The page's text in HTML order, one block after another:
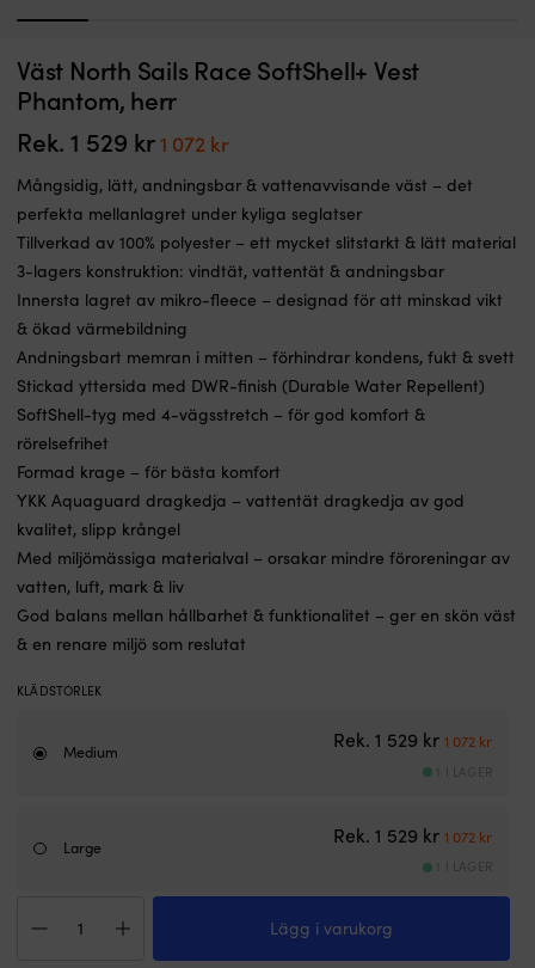
Reparationssats
med
packningar
och
backventiler
tilll
toalett
RM69
Sealock
(art.nr
toalett
51730)
Reparationssats Sealock/RM69 WC
I LAGER
Väst North Sails Race SoftShell+ Vest
Phantom, herr
Rek. 1 529 krDet
priset
var:
1
529 kr.
1 072 krDet
priset
är:
072 kr.
Mångsidig, lätt, andningsbar & vattenavvisande väst – det
perfekta mellanlagret under kyliga seglatser
Tillverkad av 100% polyester – ett mycket slitstarkt & lätt material
3-lagers konstruktion: vindtät, vattentät & andningsbar
Innersta lagret av mikro-fleece – designad för att minskad vikt
& ökad värmebildning
Andningsbart memran i mitten – förhindrar kondens, fukt & svett
Stickad yttersida med DWR-finish (Durable Water Repellent)
SoftShell-tyg med 4-vägsstretch – för god komfort &
rörelsefrihet
Formad krage – för bästa komfort
YKK Aquaguard dragkedja – vattentät dragkedja av god
kvalitet, slipp krångel
Med miljömässiga materialval – orsakar mindre föroreningar av
vatten, luft, mark & liv
God balans mellan hållbarhet & funktionalitet – ger en skön väst
& en renare miljö som reslutat
KLÄDSTORLEK
Medium Rek. 1 529 krDet
1 072 krDet
Large Rek. 1 529 krDet
1 072 krDet
North
Lägg i varukorg